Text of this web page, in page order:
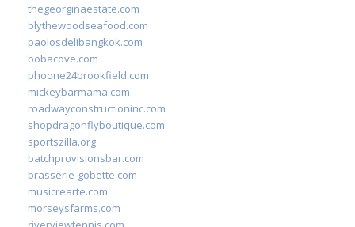
thegeorginaestate.com
blythewoodseafood.com
paolosdelibangkok.com
bobacove.com
phoone24brookfield.com
mickeybarmama.com
roadwayconstructioninc.com
shopdragonflyboutique.com
sportszilla.org
batchprovisionsbar.com
brasserie-gobette.com
musicrearte.com
morseysfarms.com